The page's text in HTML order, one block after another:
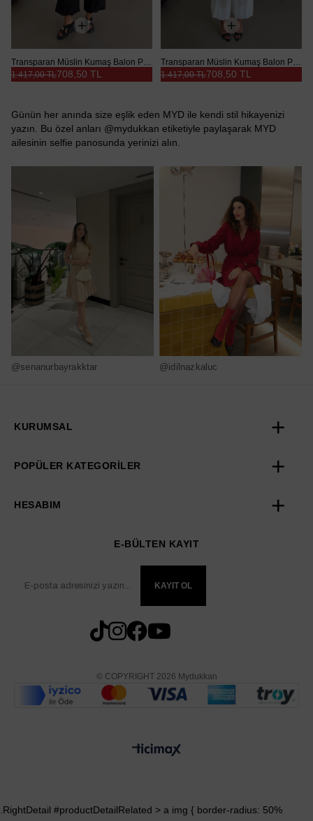
Transparan Müslin Kumaş Balon Pantolon - Siyah
708,50 TL
1.417,00 TL
Transparan Müslin Kumaş Balon Pantolon - Beyaz
708,50 TL
1.417,00 TL
Günün her anında size eşlik eden MYD ile kendi stil hikayenizi
yazın. Bu özel anları @mydukkan etiketiyle paylaşarak MYD
ailesinin selfie panosunda yerinizi alın.
@senanurbayrakktar @idilnazkaluc
KURUMSAL
POPÜLER KATEGORİLER
HESABIM
E-BÜLTEN KAYIT
KAYIT OL
© COPYRIGHT 2026 Mydukkan
.RightDetail #productDetailRelated > a img { border-radius: 50%